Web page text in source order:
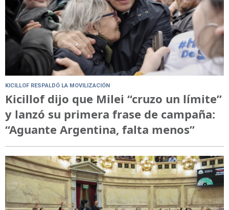
KICILLOF RESPALDÓ LA MOVILIZACIÓN
Kicillof dijo que Milei “cruzo un límite”
y lanzó su primera frase de campaña:
“Aguante Argentina, falta menos”